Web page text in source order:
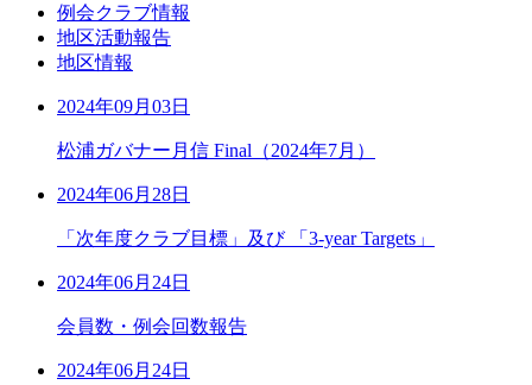
例会クラブ情報
地区活動報告
地区情報
2024年09月03日
松浦ガバナー月信 Final（2024年7月）
2024年06月28日
「次年度クラブ目標」及び 「3-year Targets」
2024年06月24日
会員数・例会回数報告
2024年06月24日